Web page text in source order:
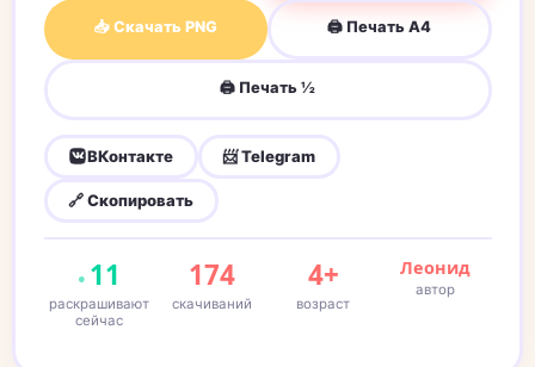
📥 Скачать PNG 🖨 Печать A4
🖨 Печать ½
ВКонтакте 📨 Telegram
🔗 Скопировать
11
раскрашивают
сейчас
174
скачиваний
4+
возраст
Леонид
автор